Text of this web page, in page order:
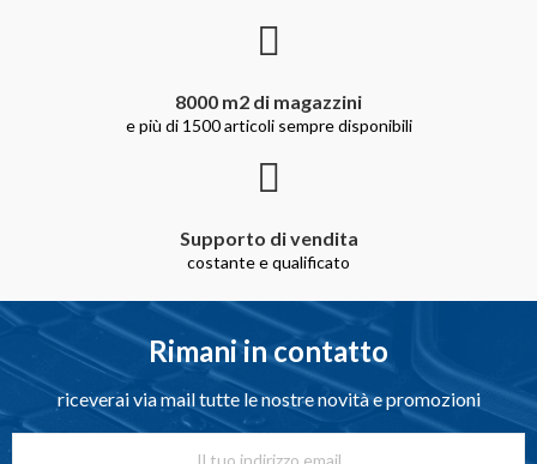
8000 m2 di magazzini
e più di 1500 articoli sempre disponibili
Supporto di vendita
costante e qualificato
Rimani in contatto
riceverai via mail tutte le nostre novità e promozioni